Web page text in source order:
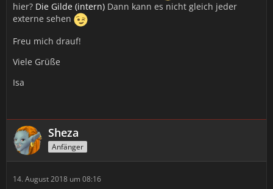
hier? Die Gilde (intern) Dann kann es nicht gleich jeder
externe sehen
Freu mich drauf!
Viele Grüße
Isa
Sheza
Anfänger
14. August 2018 um 08:16